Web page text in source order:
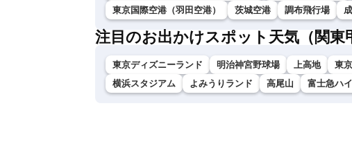
東京国際空港（羽田空港）
茨城空港 調布飛行場
注目のお出かけスポット天気（関東
東京ディズニーランド 明治神宮野球場 上高地 東
横浜スタジアム
よみうりランド 高尾山 富士急ハ